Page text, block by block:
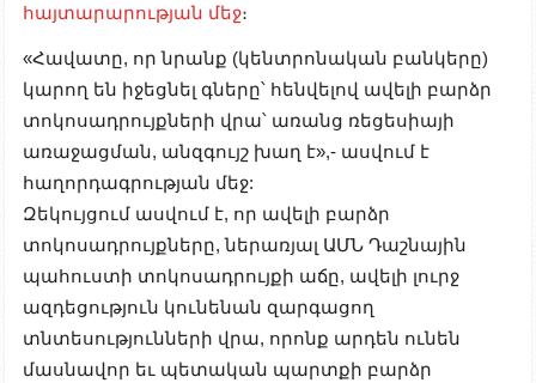
հայտարարության մեջ։
«Հավատը, որ նրանք (կենտրոնական բանկերը)
կարող են իջեցնել գները՝ հենվելով ավելի բարձր
տոկոսադրույքների վրա՝ առանց ռեցեսիայի
առաջացման, անզգույշ խաղ է»,- ասվում է
հաղորդագրության մեջ:
Զեկույցում ասվում է, որ ավելի բարձր
տոկոսադրույքները, ներառյալ ԱՄՆ Դաշնային
պահուստի տոկոսադրույքի աճը, ավելի լուրջ
ազդեցություն կունենան զարգացող
տնտեսությունների վրա, որոնք արդեն ունեն
մասնավոր եւ պետական պարտքի բարձր